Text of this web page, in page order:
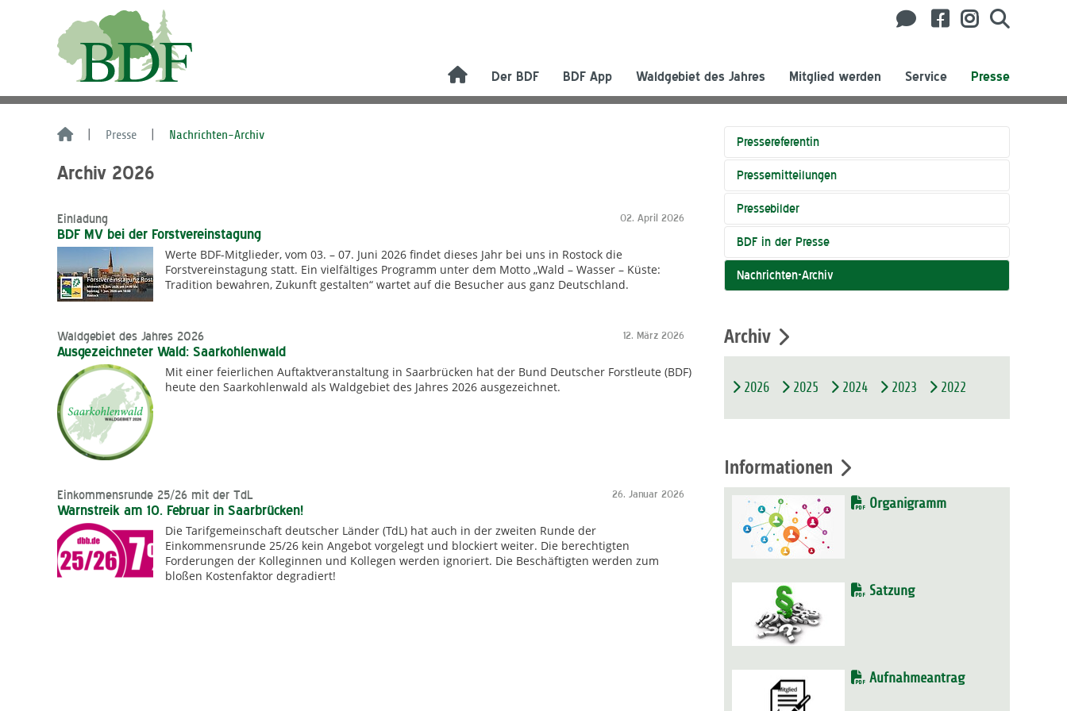
Der BDF BDF App Waldgebiet des Jahres Mitglied werden Service Presse
Presse Nachrichten-Archiv
Archiv 2026
02. April 2026
Einladung
BDF MV bei der Forstvereinstagung
Werte BDF-Mitglieder, vom 03. – 07. Juni 2026 findet dieses Jahr bei uns in Rostock die
Forstvereinstagung statt. Ein vielfältiges Programm unter dem Motto „Wald – Wasser – Küste:
Tradition bewahren, Zukunft gestalten“ wartet auf die Besucher aus ganz Deutschland.
12. März 2026
Waldgebiet des Jahres 2026
Ausgezeichneter Wald: Saarkohlenwald
Mit einer feierlichen Auftaktveranstaltung in Saarbrücken hat der Bund Deutscher Forstleute (BDF)
heute den Saarkohlenwald als Waldgebiet des Jahres 2026 ausgezeichnet.
26. Januar 2026
Einkommensrunde 25/26 mit der TdL
Warnstreik am 10. Februar in Saarbrücken!
Die Tarifgemeinschaft deutscher Länder (TdL) hat auch in der zweiten Runde der
Einkommensrunde 25/26 kein Angebot vorgelegt und blockiert weiter. Die berechtigten
Forderungen der Kolleginnen und Kollegen werden ignoriert. Die Beschäftigten werden zum
bloßen Kostenfaktor degradiert!
Pressereferentin
Pressemitteilungen
Pressebilder
BDF in der Presse
Nachrichten-Archiv
Archiv
2026 2025 2024 2023 2022
Informationen
Organigramm
Satzung
Aufnahmeantrag